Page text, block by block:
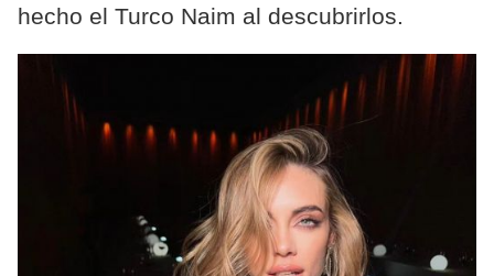
hecho el Turco Naim al descubrirlos.